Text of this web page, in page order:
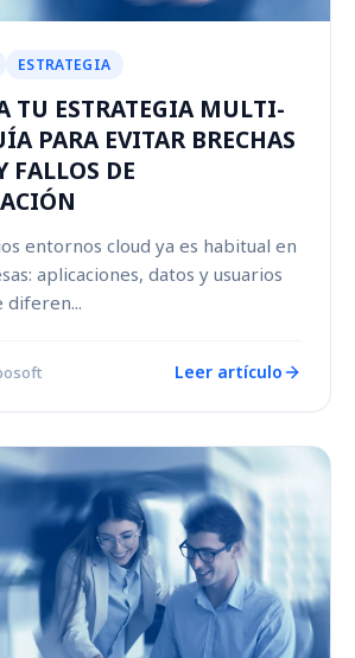
ESTRATEGIA
TU ESTRATEGIA MULTI-
PARA EVITAR BRECHAS
FALLOS DE
entornos cloud ya es habitual en
aplicaciones, datos y usuarios
diferen...
Leer artículo